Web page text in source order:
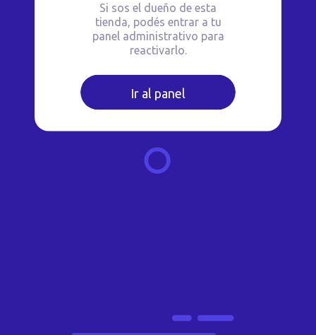
Si sos el dueño de esta
tienda, podés entrar a tu
panel administrativo para
reactivarlo.
Ir al panel